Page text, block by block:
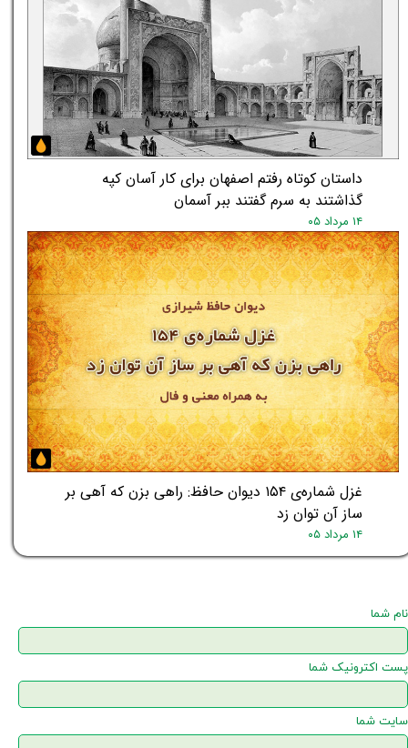
داستان کوتاه رفتم اصفهان برای کار آسان کپه
گذاشتند به سرم گفتند ببر آسمان
۱۴ مرداد ۰۵
غزل شماره‌ی ۱۵۴ دیوان حافظ: راهی بزن که آهی بر
ساز آن توان زد
۱۴ مرداد ۰۵
نام شما
پست اکترونیک شما
سایت شما